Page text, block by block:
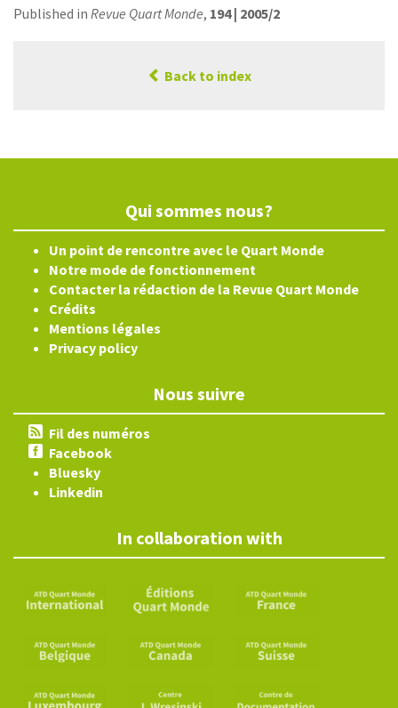
Published in Revue Quart Monde, 194 | 2005/2
Back to index
Qui sommes nous?
Un point de rencontre avec le Quart Monde
Notre mode de fonctionnement
Contacter la rédaction de la Revue Quart Monde
Crédits
Mentions légales
Privacy policy
Nous suivre
Fil des numéros
Facebook
Bluesky
Linkedin
In collaboration with